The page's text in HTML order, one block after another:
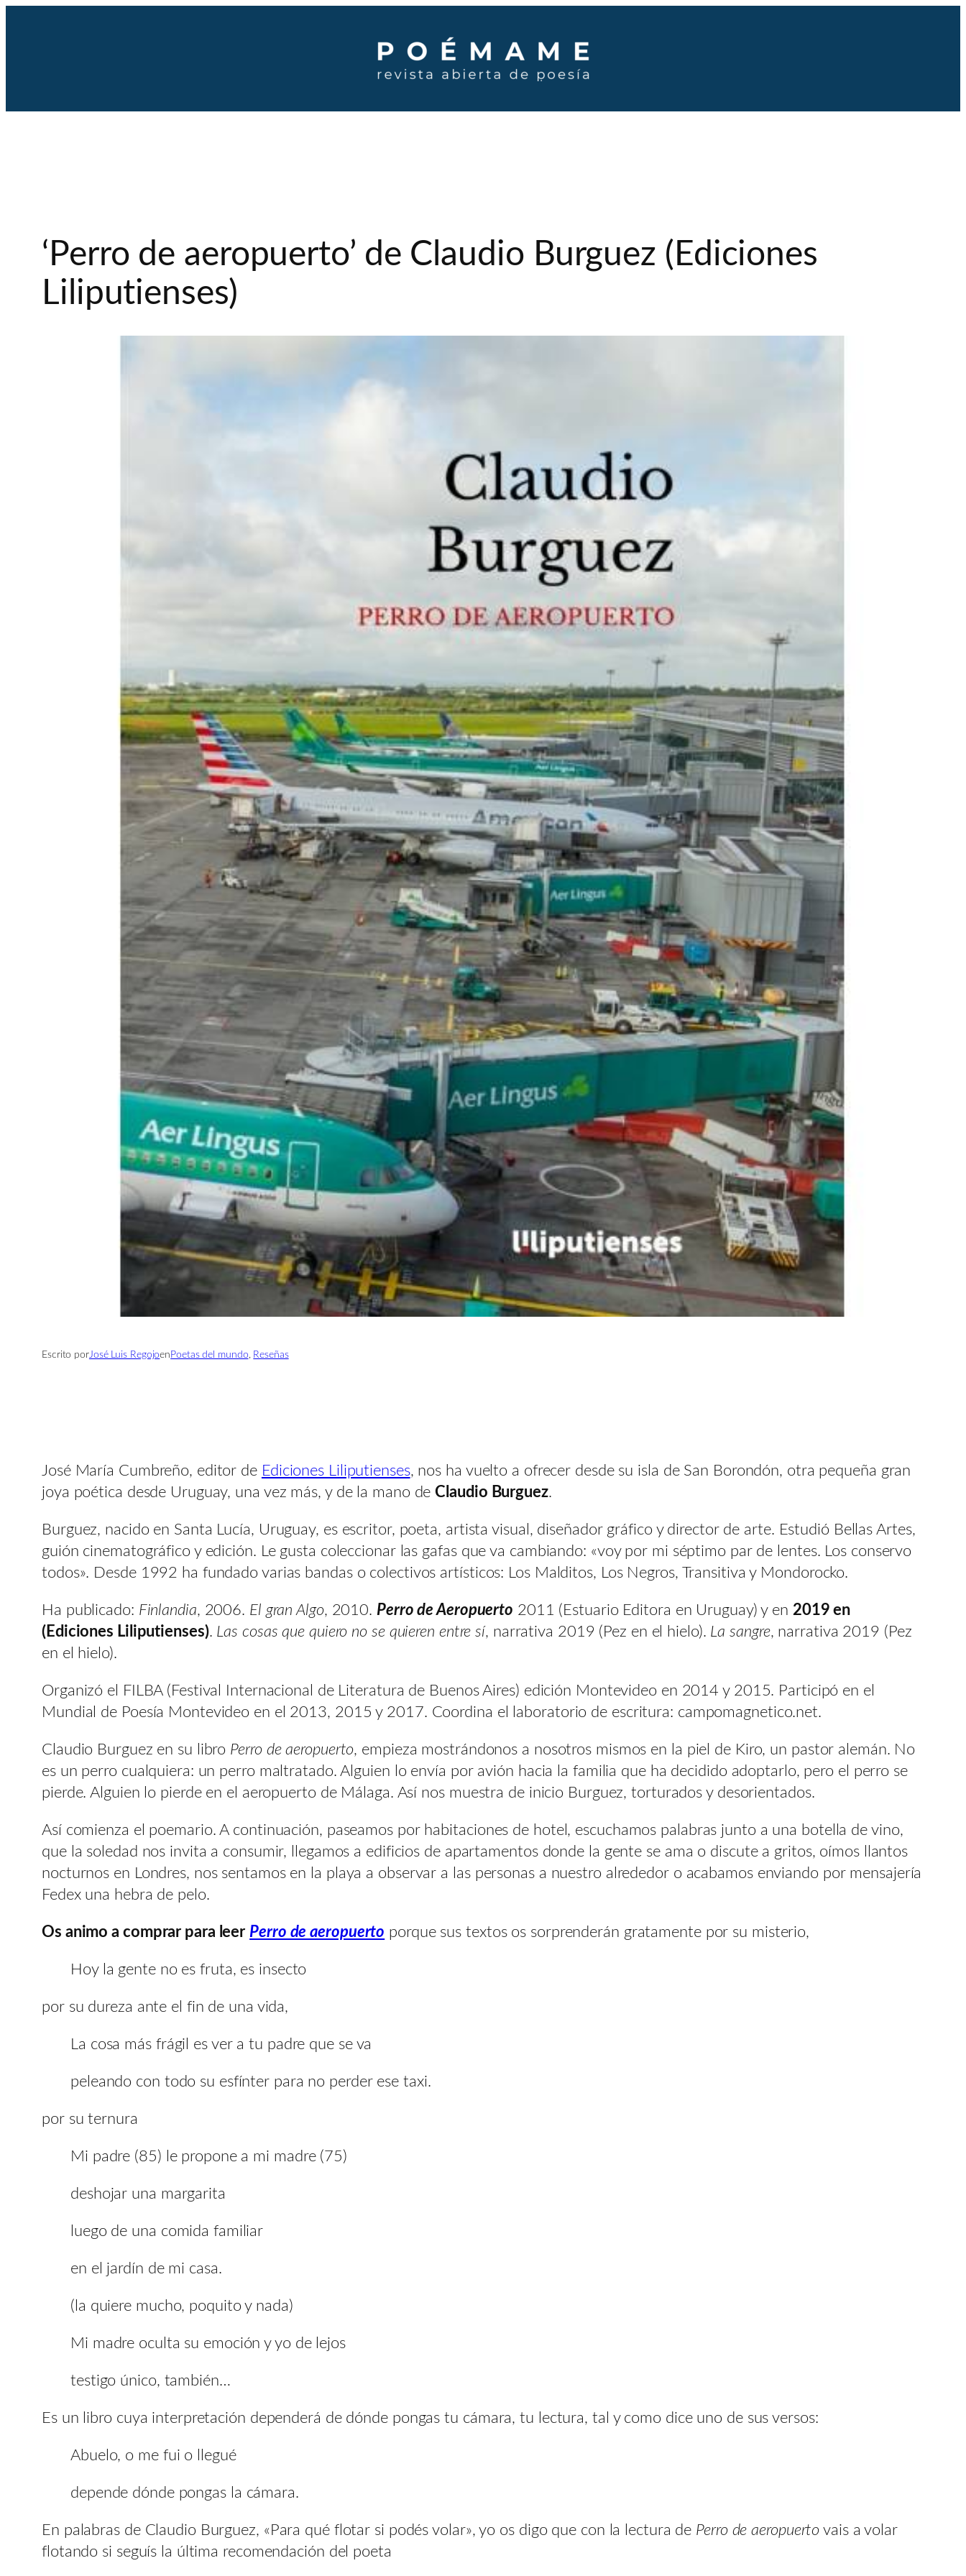
‘Perro de aeropuerto’ de Claudio Burguez (Ediciones
Liliputienses)
Escrito porJosé Luis Regojoen Poetas del mundo, Reseñas
José María Cumbreño, editor de Ediciones Liliputienses, nos ha vuelto a ofrecer desde su isla de San Borondón, otra pequeña gran
joya poética desde Uruguay, una vez más, y de la mano deClaudio Burguez.
Burguez, nacido en Santa Lucía, Uruguay, es escritor, poeta, artista visual, diseñador gráfico y director de arte. Estudió Bellas Artes,
guión cinematográfico y edición. Le gusta coleccionar las gafas que va cambiando: «voy por mi séptimo par de lentes. Los conservo
todos». Desde 1992 ha fundado varias bandas o colectivos artísticos: Los Malditos, Los Negros, Transitiva y Mondorocko.
Ha publicado: Finlandia, 2006. El gran Algo, 2010. Perro de Aeropuerto 2011 (Estuario Editora en Uruguay) y en 2019 en
(Ediciones Liliputienses). Las cosas que quiero no se quieren entre sí, narrativa 2019 (Pez en el hielo). La sangre, narrativa 2019 (Pez
en el hielo).
Organizó el FILBA (Festival Internacional de Literatura de Buenos Aires) edición Montevideo en 2014 y 2015. Participó en el
Mundial de Poesía Montevideo en el 2013, 2015 y 2017. Coordina el laboratorio de escritura: campomagnetico.net.
Claudio Burguez en su libro Perro de aeropuerto, empieza mostrándonos a nosotros mismos en la piel de Kiro, un pastor alemán. No
es un perro cualquiera: un perro maltratado. Alguien lo envía por avión hacia la familia que ha decidido adoptarlo, pero el perro se
pierde. Alguien lo pierde en el aeropuerto de Málaga. Así nos muestra de inicio Burguez, torturados y desorientados.
Así comienza el poemario. A continuación, paseamos por habitaciones de hotel, escuchamos palabras junto a una botella de vino,
que la soledad nos invita a consumir, llegamos a edificios de apartamentos donde la gente se ama o discute a gritos, oímos llantos
nocturnos en Londres, nos sentamos en la playa a observar a las personas a nuestro alrededor o acabamos enviando por mensajería
Fedex una hebra de pelo.
Os animo a comprar para leer Perro de aeropuerto porque sus textos os sorprenderán gratamente por su misterio,
Hoy la gente no es fruta, es insecto
por su dureza ante el fin de una vida,
La cosa más frágil es ver a tu padre que se va
peleando con todo su esfínter para no perder ese taxi.
por su ternura
Mi padre (85) le propone a mi madre (75)
deshojar una margarita
luego de una comida familiar
en el jardín de mi casa.
(la quiere mucho, poquito y nada)
Mi madre oculta su emoción y yo de lejos
testigo único, también…
Es un libro cuya interpretación dependerá de dónde pongas tu cámara, tu lectura, tal y como dice uno de sus versos:
Abuelo, o me fui o llegué
depende dónde pongas la cámara.
En palabras de Claudio Burguez, «Para qué flotar si podés volar», yo os digo que con la lectura de Perro de aeropuerto vais a volar
flotando si seguís la última recomendación del poeta